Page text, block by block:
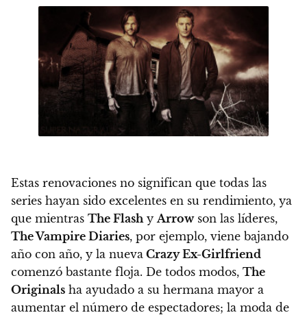
Estas renovaciones no significan que todas las
series hayan sido excelentes en su rendimiento, ya
que mientras The Flash y Arrowson las líderes,
The Vampire Diaries, por ejemplo, viene bajando
año con año, y la nueva Crazy Ex-Girlfriend
comenzó bastante floja. De todos modos, The
Originals ha ayudado a su hermana mayor a
aumentar el número de espectadores; la moda de